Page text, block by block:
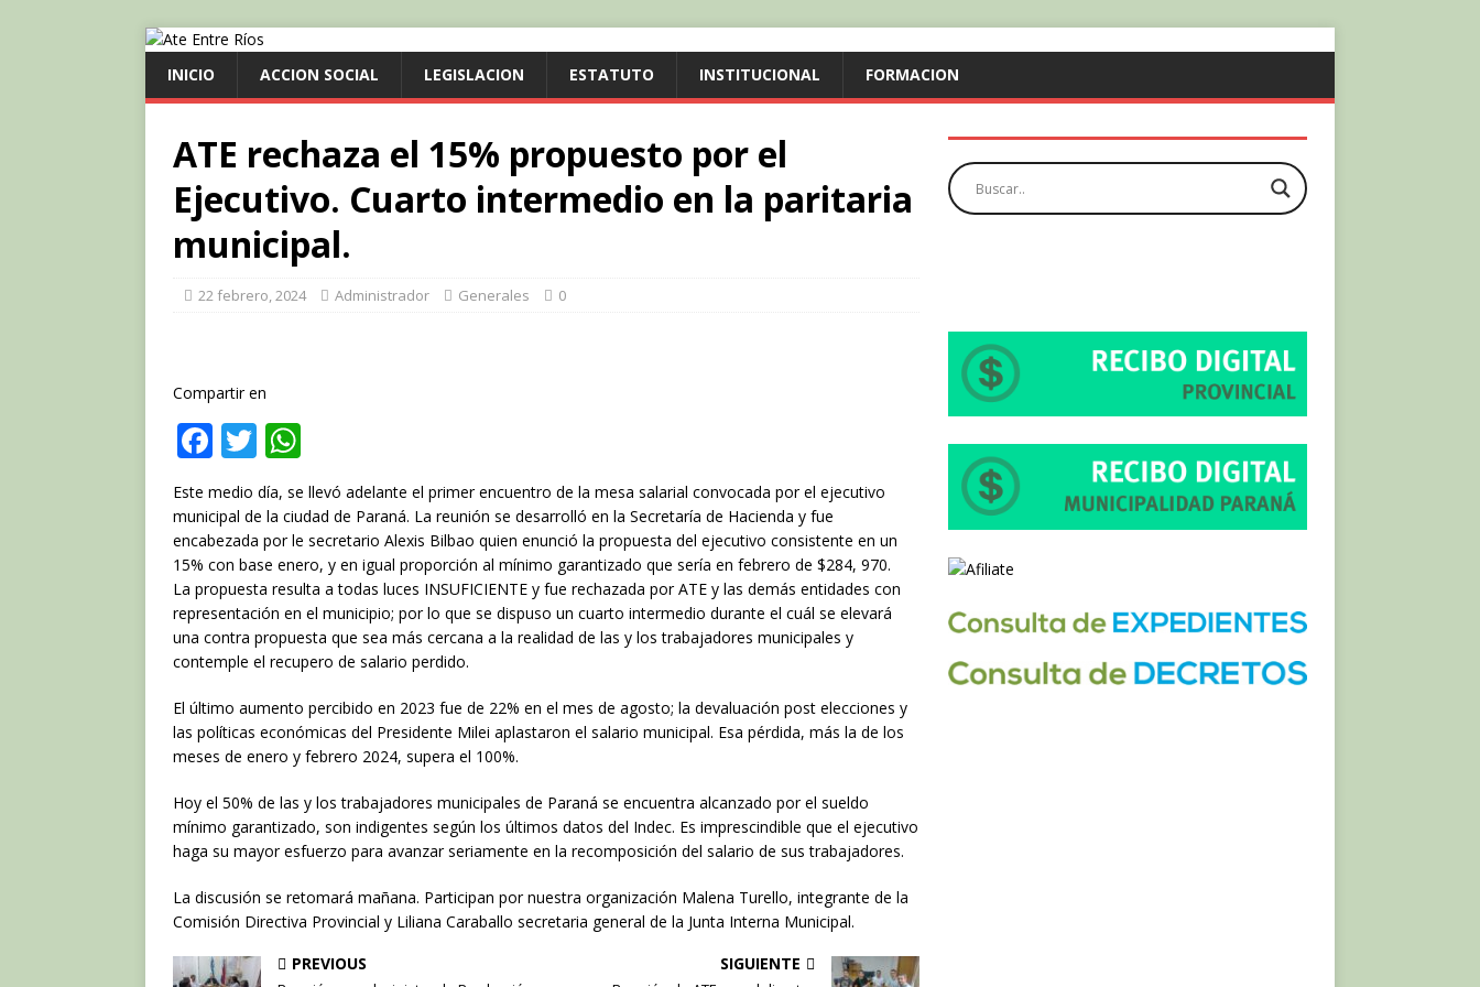
INICIO ACCION SOCIAL LEGISLACION ESTATUTO INSTITUCIONAL FORMACION
ATE rechaza el 15% propuesto por el
Ejecutivo. Cuarto intermedio en la paritaria
municipal.
22 febrero, 2024 Administrador Generales 0
Compartir en
F
c
e
b
o
o
k
T
w
it
te
r
h
at
s
A
p
p
Este medio día, se llevó adelante el primer encuentro de la mesa salarial convocada por el ejecutivo
municipal de la ciudad de Paraná. La reunión se desarrolló en la Secretaría de Hacienda y fue
encabezada por le secretario Alexis Bilbao quien enunció la propuesta del ejecutivo consistente en un
15% con base enero, y en igual proporción al mínimo garantizado que sería en febrero de $284, 970.
La propuesta resulta a todas luces INSUFICIENTE y fue rechazada por ATE y las demás entidades con
representación en el municipio; por lo que se dispuso un cuarto intermedio durante el cuál se elevará
una contra propuesta que sea más cercana a la realidad de las y los trabajadores municipales y
contemple el recupero de salario perdido.
El último aumento percibido en 2023 fue de 22% en el mes de agosto; la devaluación post elecciones y
las políticas económicas del Presidente Milei aplastaron el salario municipal. Esa pérdida, más la de los
meses de enero y febrero 2024, supera el 100%.
Hoy el 50% de las y los trabajadores municipales de Paraná se encuentra alcanzado por el sueldo
mínimo garantizado, son indigentes según los últimos datos del Indec. Es imprescindible que el ejecutivo
haga su mayor esfuerzo para avanzar seriamente en la recomposición del salario de sus trabajadores.
La discusión se retomará mañana. Participan por nuestra organización Malena Turello, integrante de la
Comisión Directiva Provincial y Liliana Caraballo secretaria general de la Junta Interna Municipal.
PREVIOUS
SIGUIENTE